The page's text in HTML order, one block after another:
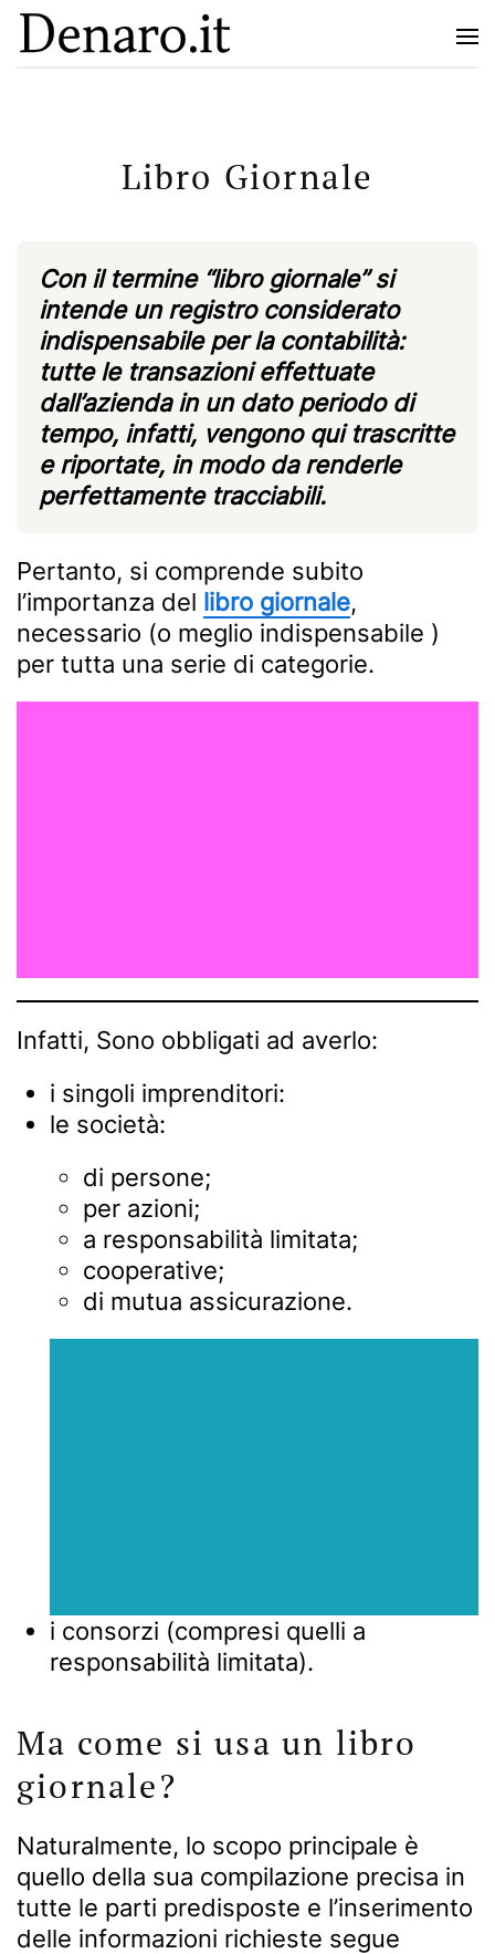
Libro Giornale
Con il termine “libro giornale” si
intende un registro considerato
indispensabile per la contabilità:
tutte le transazioni effettuate
dall’azienda in un dato periodo di
tempo, infatti, vengono qui trascritte
e riportate, in modo da renderle
perfettamente tracciabili.
Pertanto, si comprende subito
l’importanza del libro giornale,
necessario (o meglio indispensabile )
per tutta una serie di categorie.
Infatti, Sono obbligati ad averlo:
i singoli imprenditori:
le società:
di persone;
per azioni;
a responsabilità limitata;
cooperative;
di mutua assicurazione.
i consorzi (compresi quelli a
responsabilità limitata).
Ma come si usa un libro
giornale?
Naturalmente, lo scopo principale è
quello della sua compilazione precisa in
tutte le parti predisposte e l’inserimento
delle informazioni richieste segue